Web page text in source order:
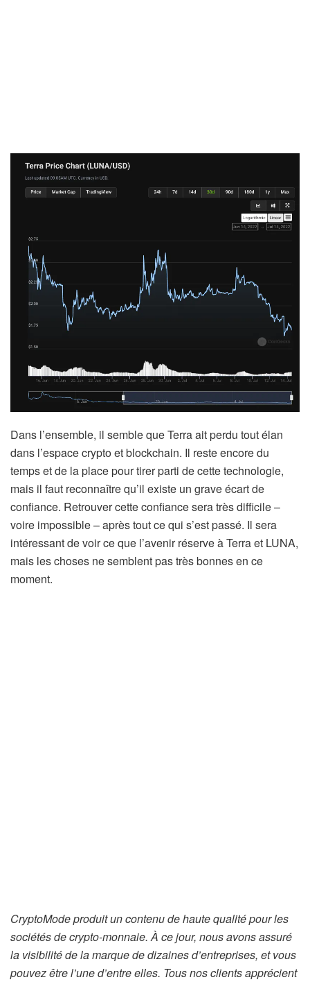
Dans l’ensemble, il semble que Terra ait perdu tout élan
dans l’espace crypto et blockchain. Il reste encore du
temps et de la place pour tirer parti de cette technologie,
mais il faut reconnaître qu’il existe un grave écart de
confiance. Retrouver cette confiance sera très difficile –
voire impossible – après tout ce qui s’est passé. Il sera
intéressant de voir ce que l’avenir réserve à Terra et LUNA,
mais les choses ne semblent pas très bonnes en ce
moment.
CryptoMode produit un contenu de haute qualité pour les
sociétés de crypto-monnaie. À ce jour, nous avons assuré
la visibilité de la marque de dizaines d’entreprises, et vous
pouvez être l’une d’entre elles. Tous nos clients apprécient